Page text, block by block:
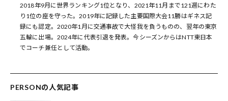
2018年9月に世界ランキング1位となり、2021年11月まで121週にわた
り1位の座を守った。2019年に記録した主要国際大会11勝はギネス記
録にも認定。2020年1月に交通事故で大怪我を負うものの、翌年の東京
五輪に出場。2024年に代表引退を発表。今シーズンからはNTT東日本
でコーチ兼任として活動。
PERSONの人気記事